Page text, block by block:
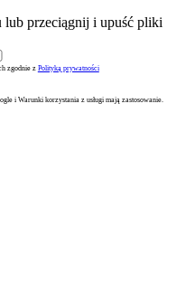
lub przeciągnij i upuść pliki
zgodnie z Polityką prywatności
i Warunki korzystania z usługi mają zastosowanie.